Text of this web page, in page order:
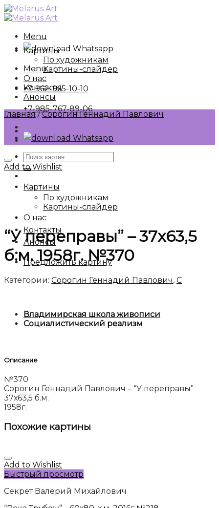
Skip
to
Menu
Whatsapp
Menu
+7-962-965-10-10
+7-985-767-89-06
Whatsapp
Искать:
Картины
По художникам
Картины-слайдер
О нас
Контакты
Анонсы
Предложить картину
Картины
По художникам
Картины-слайдер
О нас
Контакты
Анонсы
Главная / Сорогин Геннадий Павлович
Add to Wishlist
“У переправы” – 37х63,5
б.м. 1958г. №370
Категории: Сорогин Геннадий Павлович, C
Владимирская школа живописи
Социалистический реализм
Описание
№370
Сорогин Геннадий Павлович – “У переправы”
37х63,5 б.м.
1958г.
Похожие картины
Add to Wishlist
Быстрый просмотр
Секрет Валерий Михайлович